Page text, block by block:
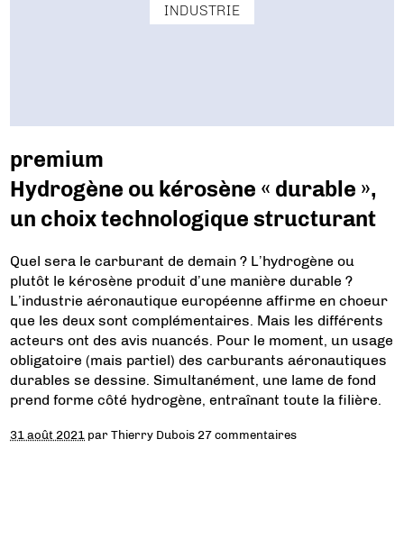
INDUSTRIE
premium
Hydrogène ou kérosène « durable »,
un choix technologique structurant
Quel sera le carburant de demain ? L’hydrogène ou
plutôt le kérosène produit d’une manière durable ?
L’industrie aéronautique européenne affirme en choeur
que les deux sont complémentaires. Mais les différents
acteurs ont des avis nuancés. Pour le moment, un usage
obligatoire (mais partiel) des carburants aéronautiques
durables se dessine. Simultanément, une lame de fond
prend forme côté hydrogène, entraînant toute la filière.
31 août 2021 parThierry Dubois 27 commentaires